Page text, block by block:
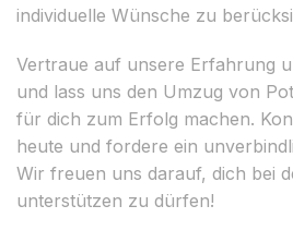
individuelle Wünsche zu
Vertraue auf unsere Erfahrung
und lass uns den Umzug von
für dich zum Erfolg machen.
heute und fordere ein
Wir freuen uns darauf, dich bei
unterstützen zu dürfen!